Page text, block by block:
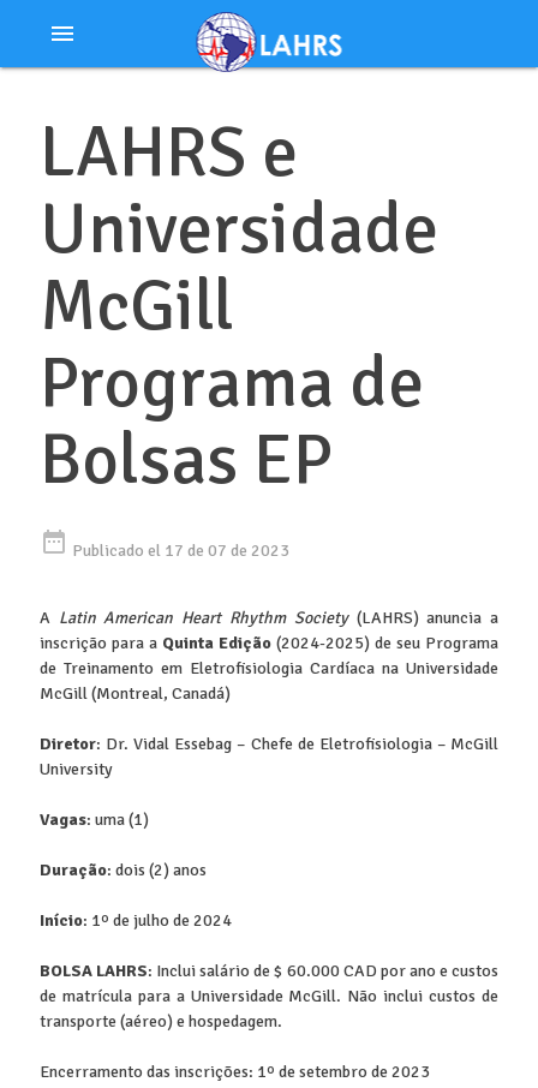
menu
LAHRS e
Universidade
McGill
Programa de
Bolsas EP
date_range Publicado el 17 de 07 de 2023
A Latin American Heart Rhythm Society(LAHRS) anuncia a
inscrição para a Quinta Edição (2024-2025) de seu Programa
de Treinamento em Eletrofisiologia Cardíaca na Universidade
McGill (Montreal, Canadá)
Diretor: Dr. Vidal Essebag – Chefe de Eletrofisiologia – McGill
University
Vagas: uma (1)
Duração: dois (2) anos
Início: 1º de julho de 2024
BOLSA LAHRS: Inclui salário de $ 60.000 CAD por ano e custos
de matrícula para a Universidade McGill. Não inclui custos de
transporte (aéreo) e hospedagem.
Encerramento das inscrições: 1º de setembro de 2023